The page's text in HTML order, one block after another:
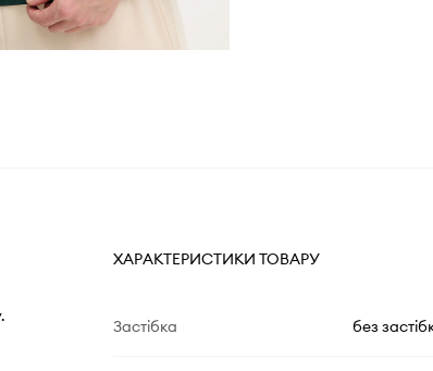
ХАРАКТЕРИСТИКИ ТОВАРУ
Застібка без